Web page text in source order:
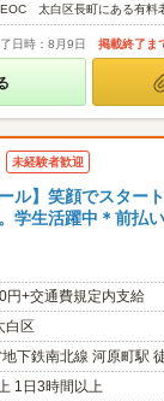
太白区長町にある有
日時：8月9日 掲載終了ま
未経験者歓迎
ール】笑顔でスター
学生活躍中＊前払
円+交通費規定内支給
白区
下鉄南北線 河原町駅
1日3時間以上